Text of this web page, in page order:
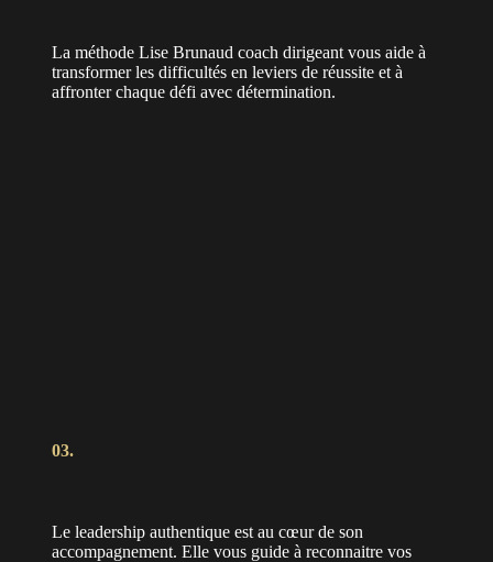
La méthode Lise Brunaud coach dirigeant vous aide à
transformer les difficultés en leviers de réussite et à
affronter chaque défi avec détermination.
03.
Le leadership authentique est au cœur de son
accompagnement. Elle vous guide à reconnaitre vos